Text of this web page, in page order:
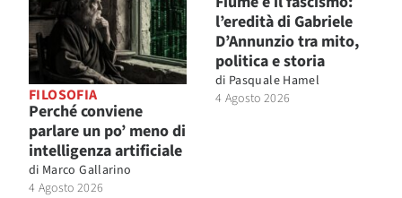
FILOSOFIA
Perché conviene
parlare un po’ meno di
intelligenza artificiale
di Marco Gallarino
4 Agosto 2026
l’eredità di Gabriele
D’Annunzio tra mito,
politica e storia
di Pasquale Hamel
4 Agosto 2026